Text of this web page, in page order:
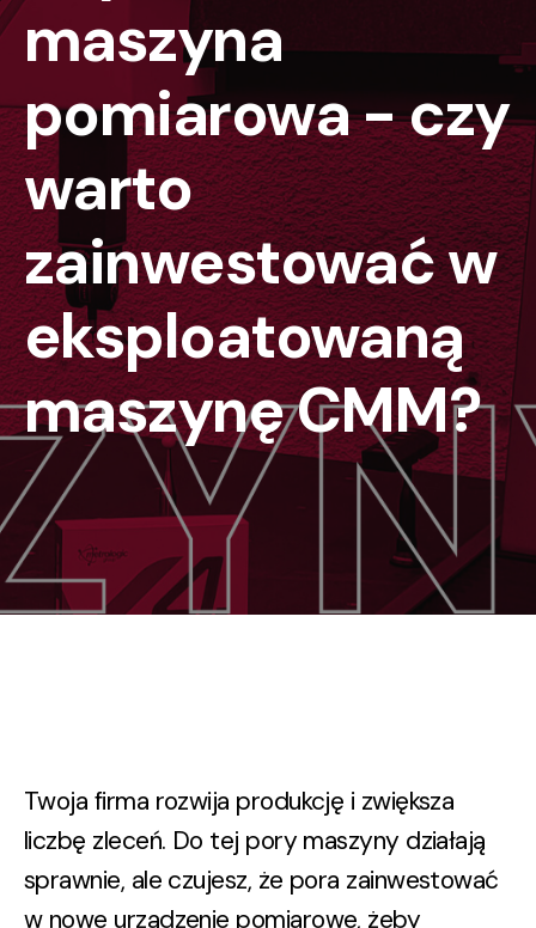
maszyna
pomiarowa - czy
warto
zainwestować w
eksploatowaną
maszynę CMM?
Twoja firma rozwija produkcję i zwiększa
liczbę zleceń. Do tej pory maszyny działają
sprawnie, ale czujesz, że pora zainwestować
w nowe urządzenie pomiarowe, żeby